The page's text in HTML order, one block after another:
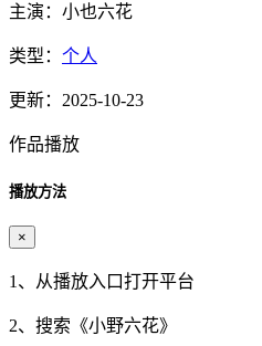
主演：小也六花
类型： 个人
更新：2025-10-23
作品播放
播放方法
×
1、从播放入口打开平台
2、搜索《小野六花》